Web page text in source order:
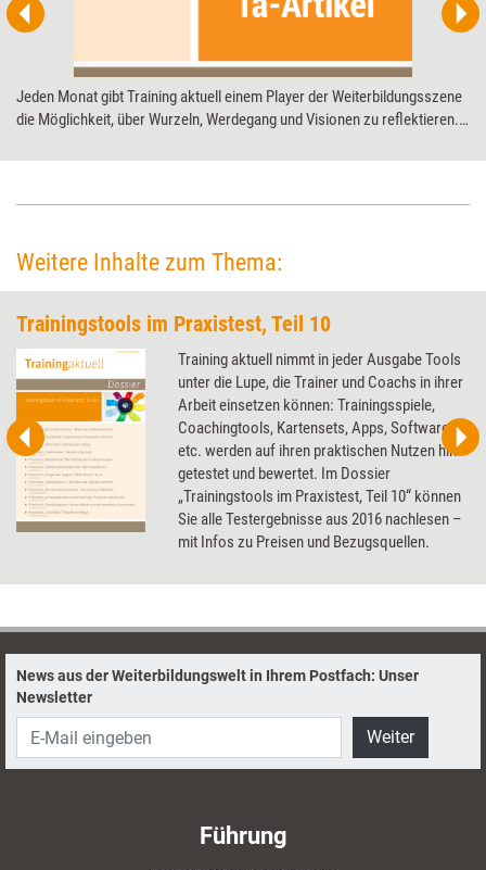
Jeden Monat gibt Training aktuell einem Player der Weiterbildungs­szene
die Möglichkeit, über Wurzeln, Werdegang und Visionen zu reflektieren.
Jubiläum.
Weitere Inhalte zum Thema:
Trainingstools im Praxistest, Teil 10
Training aktuell nimmt in jeder Ausgabe Tools
unter die Lupe, die Trainer und Coachs in ihrer
Arbeit einsetzen können: Trainingsspiele,
Coachingtools, Kartensets, Apps, Software
etc. werden auf ihren praktischen Nutzen hin
getestet und bewertet. Im Dossier
„Trainingstools im Praxistest, Teil 10“ können
Sie alle Testergebnisse aus 2016 nachlesen –
mit Infos zu Preisen und Bezugsquellen.
News aus der Weiterbildungswelt in Ihrem Postfach: Unser
Newsletter
Weiter
Führung